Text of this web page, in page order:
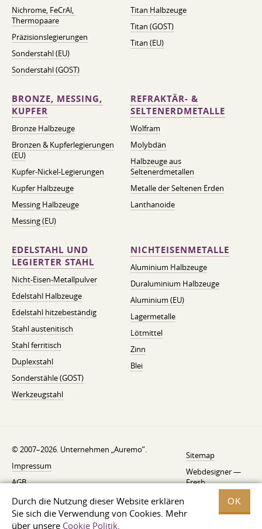
Durch die Nutzung dieser Website erklären
Sie sich die Verwendung von Cookies. Mehr
über unsere Cookie Politik.
OK
Nichrome, FeСrAl, ​​
Thermopaare
Präzisionslegierungen
Sonderstahl (EU)
Sonderstahl (GOST)
Titan Halbzeuge
Titan (GOST)
Titan (EU)
BRONZE, MESSING,
KUPFER
Bronze Halbzeuge
Bronzen & Kupferlegierungen
(EU)
Kupfer-Nickel-Legierungen
Kupfer Halbzeuge
Messing Halbzeuge
Messing (EU)
REFRAKTÄR- &
SELTENERDMETALLE
Wolfram
Molybdän
Halbzeuge aus
Seltenerdmetallen
Metalle der Seltenen Erden
Lanthanoide
EDELSTAHL UND
LEGIERTER STAHL
Nicht-Eisen-Metallpulver
Edelstahl Halbzeuge
Edelstahl hitzebeständig
Stahl austenitisch
Stahl ferritisch
Duplexstahl
Sonderstähle (GOST)
Werkzeugstahl
NICHTEISENMETALLE
Aluminium Halbzeuge
Duraluminium Halbzeuge
Aluminium (EU)
Lagermetalle
Lötmittel
Zinn
Blei
© 2007–2026. Unternehmen „Auremo”.
Impressum
AGB
Widerrufsbelehrung
Datenschutzerklärung
Sitemap
Webdesigner —
Fresh